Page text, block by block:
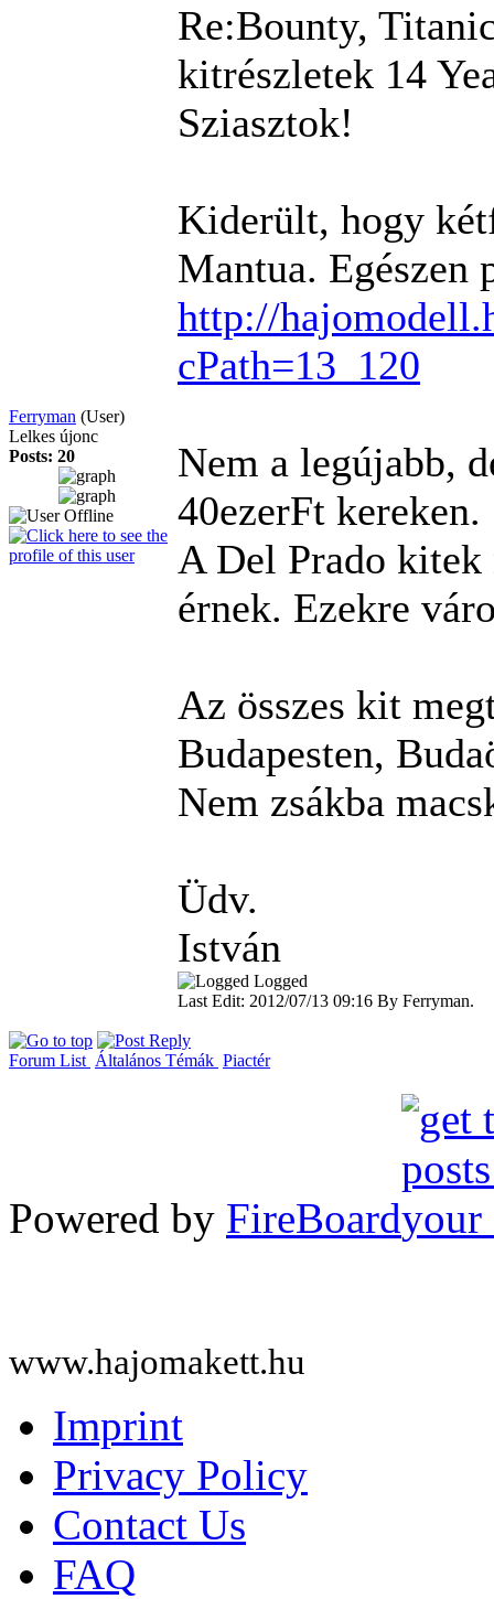
Ferryman (User)
Lelkes újonc
Posts: 20
Re:Bounty,
kitrészletek 14
Sziasztok!
Kiderült, hogy
Mantua. Egészen
http://
cPath=13_120
Nem a legújabb,
40ezerFt kereken.
A Del Prado
érnek. Ezekre
Az összes kit
Budapesten,
Nem zsákba
Üdv.
István
Logged
Last Edit: 2012/07/13 09:16 By Ferryman.
Forum List Általános Témák Piactér
Powered by FireBoard
www.hajomakett.hu
Imprint
Privacy Policy
Contact Us
FAQ